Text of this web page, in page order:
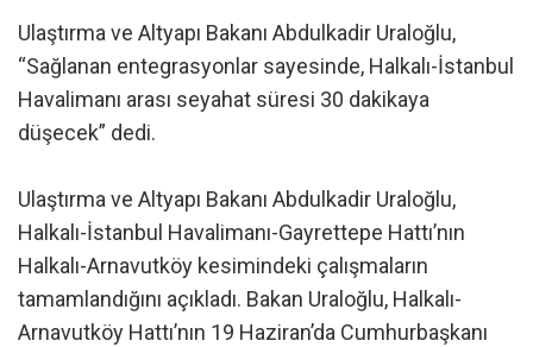
Ulaştırma ve Altyapı Bakanı Abdulkadir Uraloğlu,
“Sağlanan entegrasyonlar sayesinde, Halkalı-İstanbul
Havalimanı arası seyahat süresi 30 dakikaya
düşecek” dedi.
Ulaştırma ve Altyapı Bakanı Abdulkadir Uraloğlu,
Halkalı-İstanbul Havalimanı-Gayrettepe Hattı’nın
Halkalı-Arnavutköy kesimindeki çalışmaların
tamamlandığını açıkladı. Bakan Uraloğlu, Halkalı-
Arnavutköy Hattı’nın 19 Haziran’da Cumhurbaşkanı